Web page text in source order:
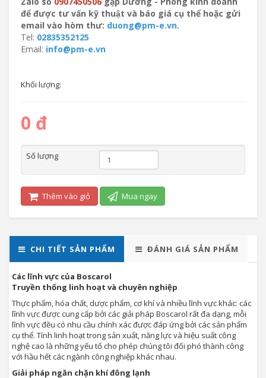
để được tư vấn kỹ thuật và báo giá cụ thể hoặc gửi
email vào hòm thư: duong@pm-e.vn.
Tel: 02835352125
Email: info@pm-e.vn
Khối lượng:
0 đ
Số lượng
Thêm vào giỏ Mua ngay
CHI TIẾT SẢN PHẨM ĐÁNH GIÁ SẢN PHẨM
Các lĩnh vực của Boscarol
Truyền thống linh hoạt và chuyên nghiệp
Thực phẩm, hóa chất, dược phẩm, cơ khí và nhiều lĩnh vực khác: các
lĩnh vực được cung cấp bởi các giải pháp Boscarol rất đa dạng, mỗi
lĩnh vực đều có nhu cầu chính xác được đáp ứng bởi các sản phẩm
cụ thể. Tính linh hoạt trong sản xuất, năng lực và hiệu suất công
nghệ cao là những yếu tố cho phép chúng tôi đối phó thành công
với hầu hết các ngành công nghiệp khác nhau.
Giải pháp ngăn chặn khí đông lạnh